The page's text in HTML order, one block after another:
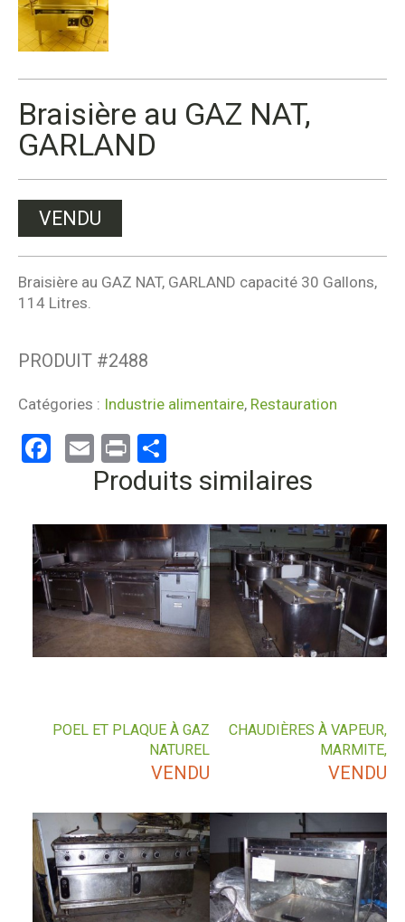
Braisière au GAZ NAT,
GARLAND
VENDU
Braisière au GAZ NAT, GARLAND capacité 30 Gallons,
114 Litres.
PRODUIT #2488
Catégories : Industrie alimentaire, Restauration
Facebook
EmailPrint
Produits similaires
CHAUDIÈRES À VAPEUR,
MARMITE,
VENDU
POEL ET PLAQUE À GAZ
NATUREL
VENDU